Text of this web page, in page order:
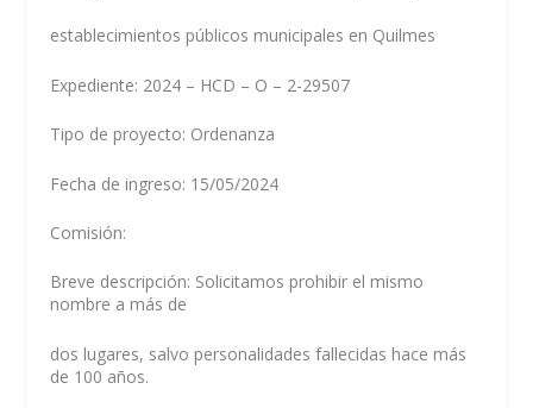
establecimientos públicos municipales en Quilmes
Expediente: 2024 – HCD – O – 2-29507
Tipo de proyecto: Ordenanza
Fecha de ingreso: 15/05/2024
Comisión:
Breve descripción: Solicitamos prohibir el mismo
nombre a más de
dos lugares, salvo personalidades fallecidas hace más
de 100 años.